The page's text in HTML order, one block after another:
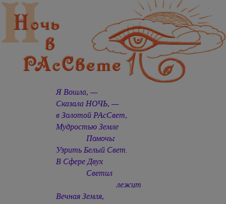
Я Вошла, —
Сказала НОЧЬ, —
в Золотой РАсСвет,
Мудростью Земле
Помочь:
Узрить Белый Свет.
В Сфере Двух
Светил
лежит
Вечная Земля,